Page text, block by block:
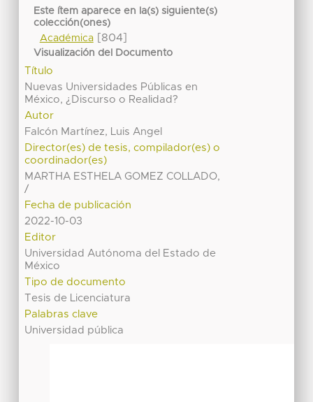
Este ítem aparece en la(s) siguiente(s)
colección(ones)
Académica[804]
Visualización del Documento
Título
Nuevas Universidades Públicas en
México, ¿Discurso o Realidad?
Autor
Falcón Martínez, Luis Angel
Director(es) de tesis, compilador(es) o
coordinador(es)
MARTHA ESTHELA GOMEZ COLLADO,
/
Fecha de publicación
2022-10-03
Editor
Universidad Autónoma del Estado de
México
Tipo de documento
Tesis de Licenciatura
Palabras clave
Universidad pública